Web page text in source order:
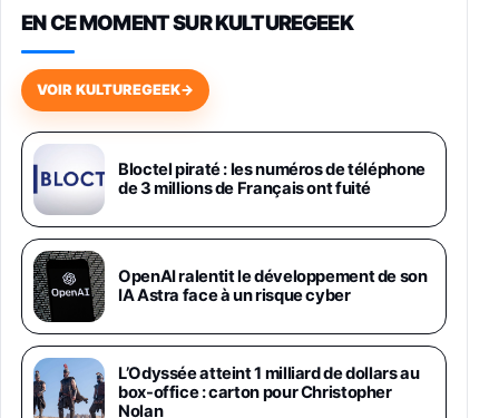
648,63€834,71€
Samsung Galaxy Miracle Ultra, Smartphone
Android 5G avec Galaxy AI, 512 Go,
Chargeur Secteur Rapide 25W Inclus,
Smartphone déverrouillé, Noir, Version FR
1019€
Galaxy S26 Ultra 512 Go Bleu
1019€1399€Fnac (Vendeur Tiers)
Galaxy S26 Ultra 256 Go Violet
892€1199€Fnac (Vendeur Tiers)
EN CE MOMENT SUR KULTUREGEEK
VOIR KULTUREGEEK→
Bloctel piraté : les numéros de téléphone
de 3 millions de Français ont fuité
OpenAI ralentit le développement de son
IA Astra face à un risque cyber
L’Odyssée atteint 1 milliard de dollars au
box-office : carton pour Christopher
Nolan